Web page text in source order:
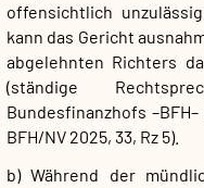
offensichtlich
kann das Gericht
abgelehnten Richters
(ständige
Bundesfinanzhofs –BFH–
BFH/NV 2025, 33, Rz 5).
b) Während der